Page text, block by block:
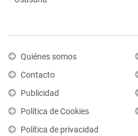
Quiénes somos
Contacto
Publicidad
Política de Cookies
Política de privacidad